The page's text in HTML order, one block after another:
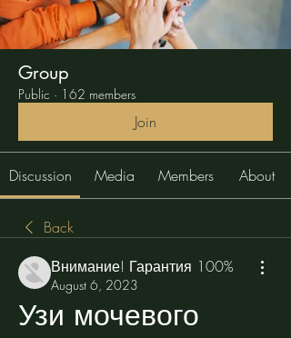
Group
Public · 162 members
Join
Discussion Media Members About
Back
Внимание! Гарантия 100%
August 6, 2023
Узи мочевого